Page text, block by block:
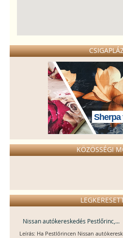
Sherpa
KÖZÖSSÉGI
Nissan autókereskedés Pestlőrinc,...
Leírás: Ha Pestlőrincen Nissan